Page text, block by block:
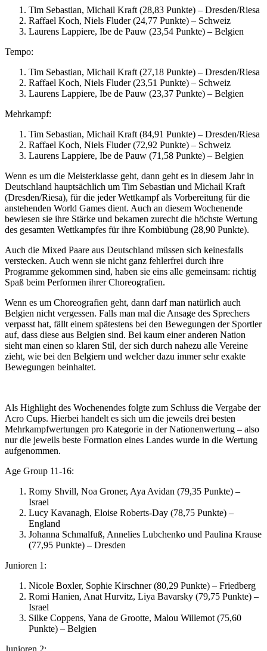
Tim Sebastian, Michail Kraft (28,83 Punkte) – Dresden/Riesa
Raffael Koch, Niels Fluder (24,77 Punkte) – Schweiz
Laurens Lappiere, Ibe de Pauw (23,54 Punkte) – Belgien
Tempo:
Tim Sebastian, Michail Kraft (27,18 Punkte) – Dresden/Riesa
Raffael Koch, Niels Fluder (23,51 Punkte) – Schweiz
Laurens Lappiere, Ibe de Pauw (23,37 Punkte) – Belgien
Mehrkampf:
Tim Sebastian, Michail Kraft (84,91 Punkte) – Dresden/Riesa
Raffael Koch, Niels Fluder (72,92 Punkte) – Schweiz
Laurens Lappiere, Ibe de Pauw (71,58 Punkte) – Belgien
Wenn es um die Meisterklasse geht, dann geht es in diesem Jahr in
Deutschland hauptsächlich um Tim Sebastian und Michail Kraft
(Dresden/Riesa), für die jeder Wettkampf als Vorbereitung für die
anstehenden World Games dient. Auch an diesem Wochenende
bewiesen sie ihre Stärke und bekamen zurecht die höchste Wertung
des gesamten Wettkampfes für ihre Kombiübung (28,90 Punkte).
Auch die Mixed Paare aus Deutschland müssen sich keinesfalls
verstecken. Auch wenn sie nicht ganz fehlerfrei durch ihre
Programme gekommen sind, haben sie eins alle gemeinsam: richtig
Spaß beim Performen ihrer Choreografien.
Wenn es um Choreografien geht, dann darf man natürlich auch
Belgien nicht vergessen. Falls man mal die Ansage des Sprechers
verpasst hat, fällt einem spätestens bei den Bewegungen der Sportler
auf, dass diese aus Belgien sind. Bei kaum einer anderen Nation
sieht man einen so klaren Stil, der sich durch nahezu alle Vereine
zieht, wie bei den Belgiern und welcher dazu immer sehr exakte
Bewegungen beinhaltet.
Als Highlight des Wochenendes folgte zum Schluss die Vergabe der
Acro Cups. Hierbei handelt es sich um die jeweils drei besten
Mehrkampfwertungen pro Kategorie in der Nationenwertung – also
nur die jeweils beste Formation eines Landes wurde in die Wertung
aufgenommen.
Age Group 11-16:
Romy Shvill, Noa Groner, Aya Avidan (79,35 Punkte) –
Israel
Lucy Kavanagh, Eloise Roberts-Day (78,75 Punkte) –
England
Johanna Schmalfuß, Annelies Lubchenko und Paulina Krause
(77,95 Punkte) – Dresden
Junioren 1:
Nicole Boxler, Sophie Kirschner (80,29 Punkte) – Friedberg
Romi Hanien, Anat Hurvitz, Liya Bavarsky (79,75 Punkte) –
Israel
Silke Coppens, Yana de Grootte, Malou Willemot (75,60
Punkte) – Belgien
Junioren 2: